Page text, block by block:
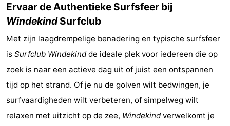
&
Steden
Natuur
Sporten
Zwembaden
-
Ervaar de Authentieke Surfsfeer bij
WindekindSurfclub
Met zijn laagdrempelige benadering en typische surfsfeer
is Surfclub Windekindde ideale plek voor iedereen die op
zoek is naar een actieve dag uit of juist een ontspannen
tijd op het strand. Of je nu de golven wilt bedwingen, je
surfvaardigheden wilt verbeteren, of simpelweg wilt
relaxen met uitzicht op de zee, Windekindverwelkomt je